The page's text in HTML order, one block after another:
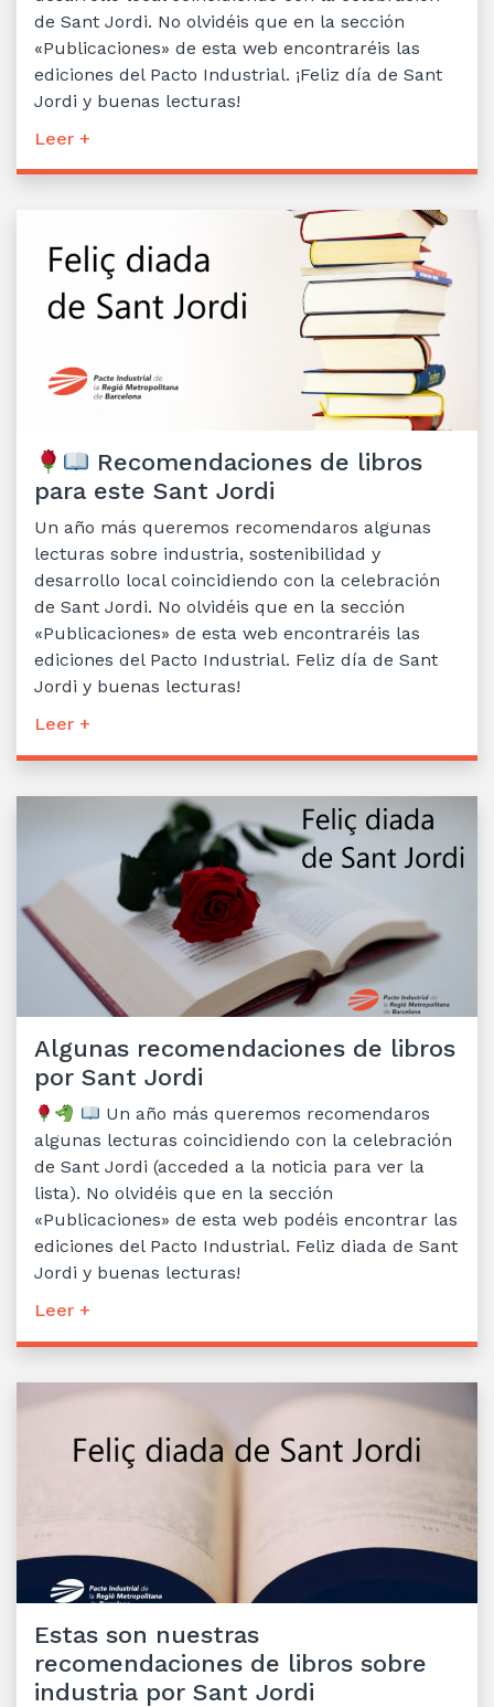
de Sant Jordi. No olvidéis que en la sección
«Publicaciones» de esta web encontraréis las
ediciones del Pacto Industrial. ¡Feliz día de Sant
Jordi y buenas lecturas!
Leer +
Recomendaciones de libros
para este Sant Jordi
Un año más queremos recomendaros algunas
lecturas sobre industria, sostenibilidad y
desarrollo local coincidiendo con la celebración
de Sant Jordi. No olvidéis que en la sección
«Publicaciones» de esta web encontraréis las
ediciones del Pacto Industrial. Feliz día de Sant
Jordi y buenas lecturas!
Leer +
Algunas recomendaciones de libros
por Sant Jordi
Un año más queremos recomendaros
algunas lecturas coincidiendo con la celebración
de Sant Jordi (acceded a la noticia para ver la
lista). No olvidéis que en la sección
«Publicaciones» de esta web podéis encontrar las
ediciones del Pacto Industrial. Feliz diada de Sant
Jordi y buenas lecturas!
Leer +
Estas son nuestras
recomendaciones de libros sobre
industria por Sant Jordi